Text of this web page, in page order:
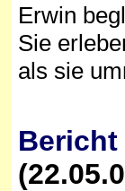
Erwin
Sie
als sie
Bericht